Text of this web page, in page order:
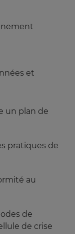
et
un plan de
pratiques de
au
de
de crise